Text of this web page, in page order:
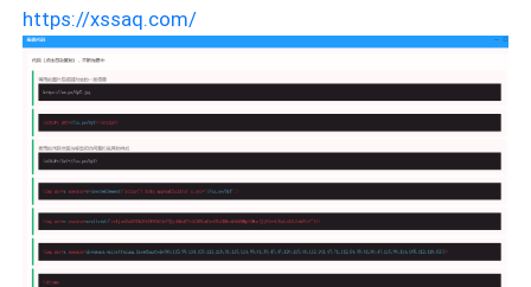
https://xssaq.com/